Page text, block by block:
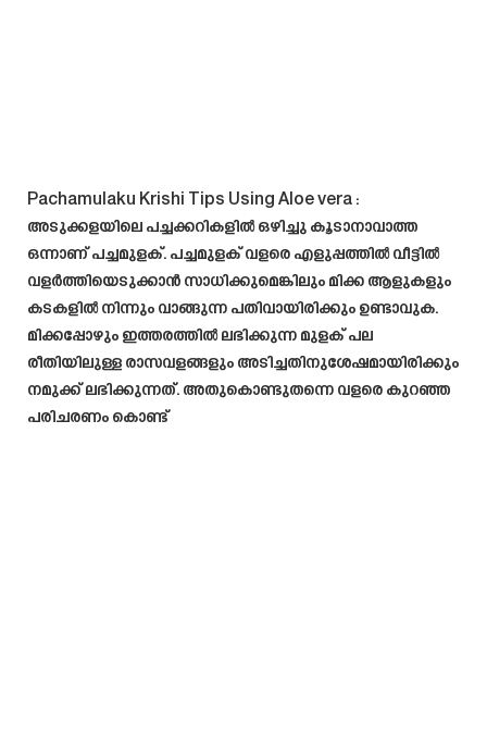
Pachamulaku Krishi Tips Using Aloe vera :
അടുക്കളയിലെ പച്ചക്കറികളിൽ ഒഴിച്ചു കൂടാനാവാത്ത
ഒന്നാണ് പച്ചമുളക്. പച്ചമുളക് വളരെ എളുപ്പത്തിൽ വീട്ടിൽ
വളർത്തിയെടുക്കാൻ സാധിക്കുമെങ്കിലും മിക്ക ആളുകളും
കടകളിൽ നിന്നും വാങ്ങുന്ന പതിവായിരിക്കും ഉണ്ടാവുക.
മിക്കപ്പോഴും ഇത്തരത്തിൽ ലഭിക്കുന്ന മുളക് പല
രീതിയിലുള്ള രാസവളങ്ങളും അടിച്ചതിനുശേഷമായിരിക്കും
നമുക്ക് ലഭിക്കുന്നത്. അതുകൊണ്ടുതന്നെ വളരെ കുറഞ്ഞ
പരിചരണം കൊണ്ട്